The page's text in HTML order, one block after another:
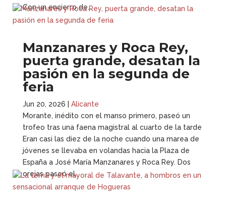
Con un encierro de...
Manzanares y Roca Rey,
puerta grande, desatan la
pasión en la segunda de
feria
Jun 20, 2026
Alicante
Morante, inédito con el manso primero, paseó un
trofeo tras una faena magistral al cuarto de la tarde
Eran casi las diez de la noche cuando una marea de
jóvenes se llevaba en volandas hacia la Plaza de
España a José María Manzanares y Roca Rey. Dos
orejas paseó el...